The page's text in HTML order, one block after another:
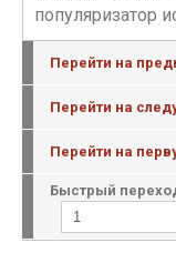
популяризатор
Перейти на
Перейти на
Перейти на
Быстрый